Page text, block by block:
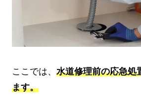
ここでは、 水道修理前の応急処
ます。